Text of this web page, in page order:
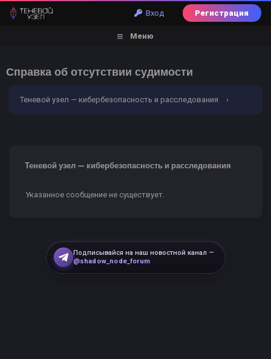
Вход Регистрация
Меню
Справка об отсутствии судимости
Теневой узел — кибербезопасность и расследования ›
Теневой узел — кибербезопасность и расследования
Указанное сообщение не существует.
Подписывайся на наш новостной канал —
@shadow_node_forum